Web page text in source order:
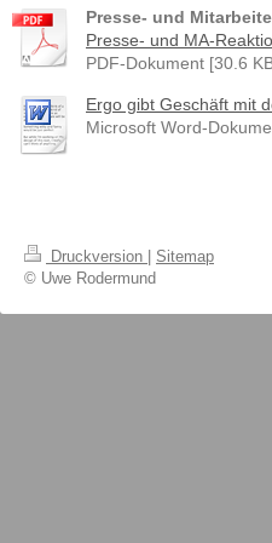
Presse- und
Presse- und MA-
PDF-Dokument [30.6
Ergo gibt Geschäft mit
Microsoft Word-
Druckversion
Sitemap
© Uwe Rodermund